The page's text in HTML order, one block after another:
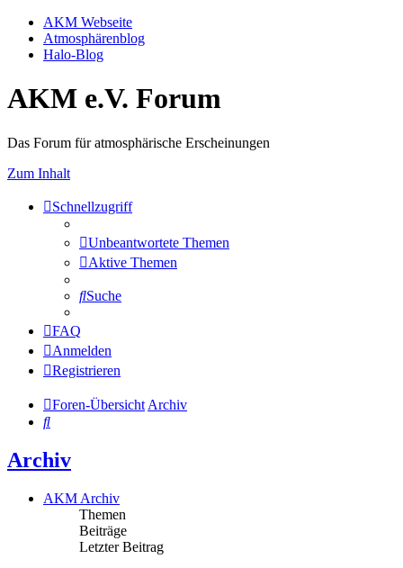
AKM Webseite
Atmosphärenblog
Halo-Blog
AKM e.V. Forum
Das Forum für atmosphärische Erscheinungen
Zum Inhalt
Schnellzugriff
Unbeantwortete Themen
Aktive Themen
Suche
FAQ
Anmelden
Registrieren
Foren-Übersicht Archiv
Suche
Archiv
AKM Archiv
Themen
Beiträge
Letzter Beitrag